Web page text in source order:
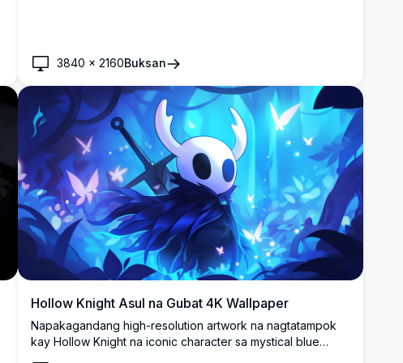
3840 × 2160Buksan
Hollow Knight Asul na Gubat 4K Wallpaper
Napakagandang high-resolution artwork na nagtatampok
kay Hollow Knight na iconic character sa mystical blue